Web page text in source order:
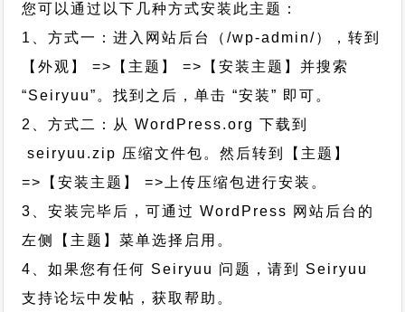
您可以通过以下几种方式安装此主题：
1、方式一：进入网站后台（/wp-admin/），转到
【外观】 =>【主题】 =>【安装主题】并搜索
“Seiryuu”。找到之后，单击 “安装” 即可。
2、方式二：从 WordPress.org 下载到
seiryuu.zip 压缩文件包。然后转到【主题】
=>【安装主题】 =>上传压缩包进行安装。
3、安装完毕后，可通过 WordPress 网站后台的
左侧【主题】菜单选择启用。
4、如果您有任何 Seiryuu 问题，请到 Seiryuu
支持论坛中发帖，获取帮助。